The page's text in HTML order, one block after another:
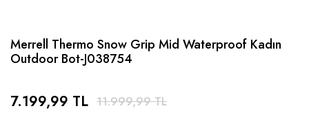
Merrell Thermo Snow Grip Mid Waterproof Kadın
Outdoor Bot-J038754
7.199,99 TL 11.999,99 TL